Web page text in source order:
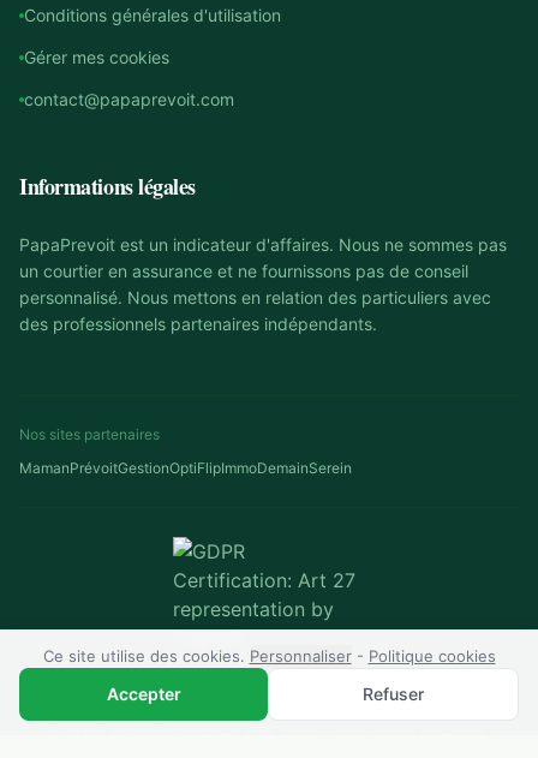
Ce site utilise des cookies. Personnaliser - Politique cookies
Accepter Refuser
Conditions générales d'utilisation
Gérer mes cookies
contact@papaprevoit.com
Informations légales
PapaPrevoit est un indicateur d'affaires. Nous ne sommes pas
un courtier en assurance et ne fournissons pas de conseil
personnalisé. Nous mettons en relation des particuliers avec
des professionnels partenaires indépendants.
Nos sites partenaires
MamanPrévoitGestionOptiFlipImmoDemainSerein